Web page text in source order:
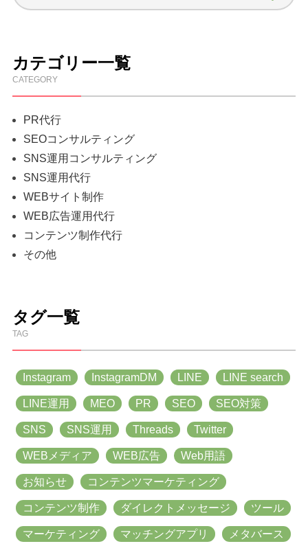
カテゴリー一覧
CATEGORY
PR代行
SEOコンサルティング
SNS運用コンサルティング
SNS運用代行
WEBサイト制作
WEB広告運用代行
コンテンツ制作代行
その他
タグ一覧
TAG
Instagram InstagramDM LINE LINE search
LINE運用 MEO PR SEO SEO対策
SNS SNS運用 Threads Twitter
WEBメディア WEB広告 Web用語
お知らせ コンテンツマーケティング
コンテンツ制作 ダイレクトメッセージ ツール
マーケティング マッチングアプリ メタバース